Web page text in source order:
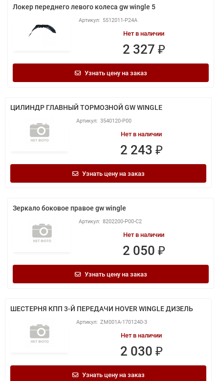
Локер переднего левого колеса gw wingle 5
5512011-P24A
Нет в наличии
2 327 ₽
Узнать цену на заказ
ЦИЛИНДР ГЛАВНЫЙ ТОРМОЗНОЙ GW WINGLE
3540120-P00
Нет в наличии
2 243 ₽
Узнать цену на заказ
Зеркало боковое правое gw wingle
8202200-P00-C2
Нет в наличии
2 050 ₽
Узнать цену на заказ
ШЕСТЕРНЯ КПП 3-Й ПЕРЕДАЧИ HOVER WINGLE ДИЗЕЛЬ
ZM001A-1701240-3
Нет в наличии
2 030 ₽
Узнать цену на заказ